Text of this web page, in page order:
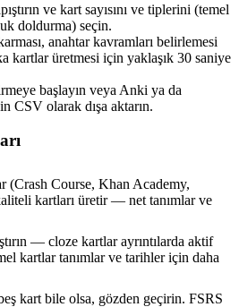
ve kart sayısını ve tiplerini (temel
doldurma) seçin.
anahtar kavramları belirlemesi
kartlar üretmesi için yaklaşık 30 saniye
başlayın veya Anki ya da
CSV olarak dışa aktarın.
(Crash Course, Khan Academy,
kartları üretir — net tanımlar ve
— cloze kartlar ayrıntılarda aktif
kartlar tanımlar ve tarihler için daha
kart bile olsa, gözden geçirin. FSRS